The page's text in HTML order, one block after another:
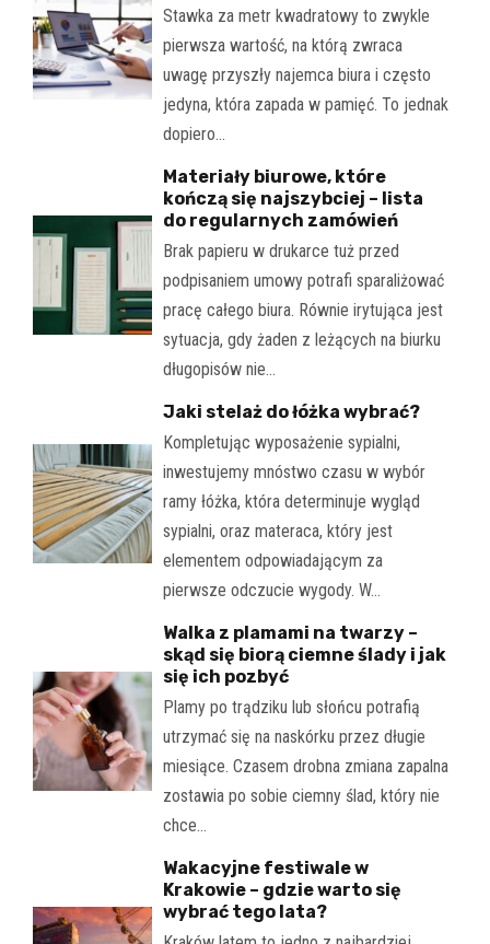
Stawka za metr kwadratowy to zwykle
pierwsza wartość, na którą zwraca
uwagę przyszły najemca biura i często
jedyna, która zapada w pamięć. To jednak
dopiero…
Materiały biurowe, które
kończą się najszybciej – lista
do regularnych zamówień
Brak papieru w drukarce tuż przed
podpisaniem umowy potrafi sparaliżować
pracę całego biura. Równie irytująca jest
sytuacja, gdy żaden z leżących na biurku
długopisów nie…
Jaki stelaż do łóżka wybrać?
Kompletując wyposażenie sypialni,
inwestujemy mnóstwo czasu w wybór
ramy łóżka, która determinuje wygląd
sypialni, oraz materaca, który jest
elementem odpowiadającym za
pierwsze odczucie wygody. W…
Walka z plamami na twarzy –
skąd się biorą ciemne ślady i jak
się ich pozbyć
Plamy po trądziku lub słońcu potrafią
utrzymać się na naskórku przez długie
miesiące. Czasem drobna zmiana zapalna
zostawia po sobie ciemny ślad, który nie
chce…
Wakacyjne festiwale w
Krakowie – gdzie warto się
wybrać tego lata?